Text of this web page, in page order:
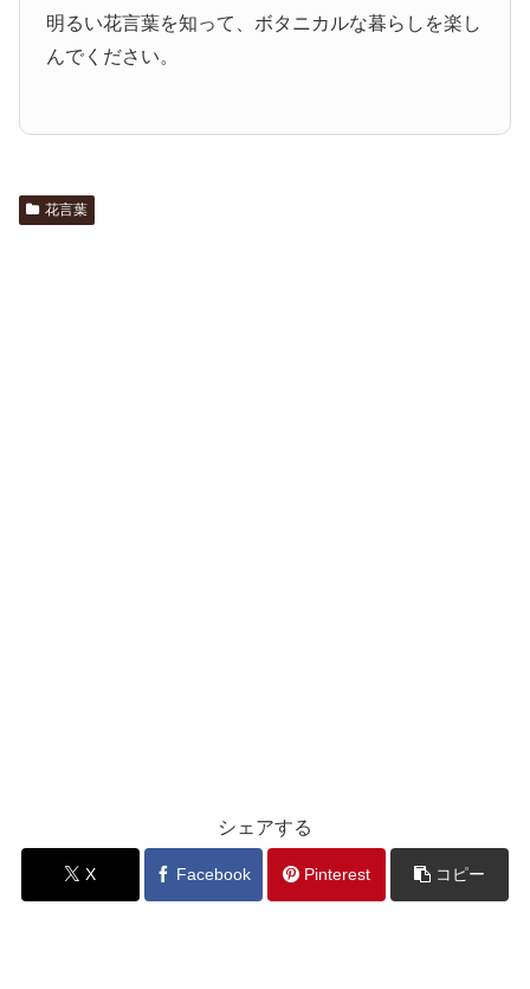
明るい花言葉を知って、ボタニカルな暮らしを楽し
んでください。
花言葉
シェアする
X Facebook Pinterest コピー